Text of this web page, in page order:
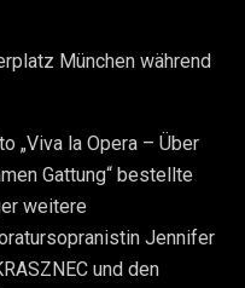
München während
„Viva la Opera – Über
Gattung“ bestellte
weitere
Jennifer
und den